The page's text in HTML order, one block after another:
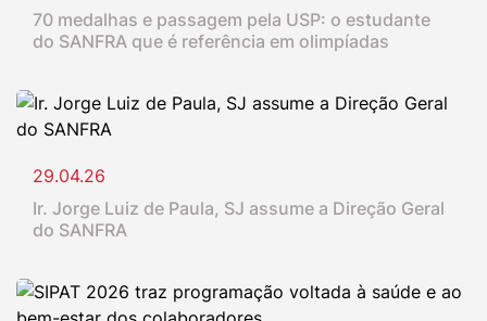
70 medalhas e passagem pela USP: o estudante
do SANFRA que é referência em olimpíadas
29.04.26
Ir. Jorge Luiz de Paula, SJ assume a Direção Geral
do SANFRA